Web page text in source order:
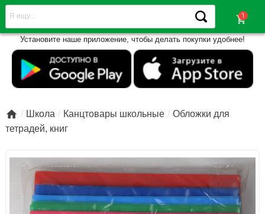
shopping_cart
Установите наше приложение, чтобы делать покупки удобнее!
 Школа Канцтовары школьные
Обложки для
тетрадей, книг